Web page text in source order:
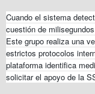
Cuando el sistema
cuestión de
Este grupo realiza una
estrictos protocolos
plataforma identifica
solicitar el apoyo de la